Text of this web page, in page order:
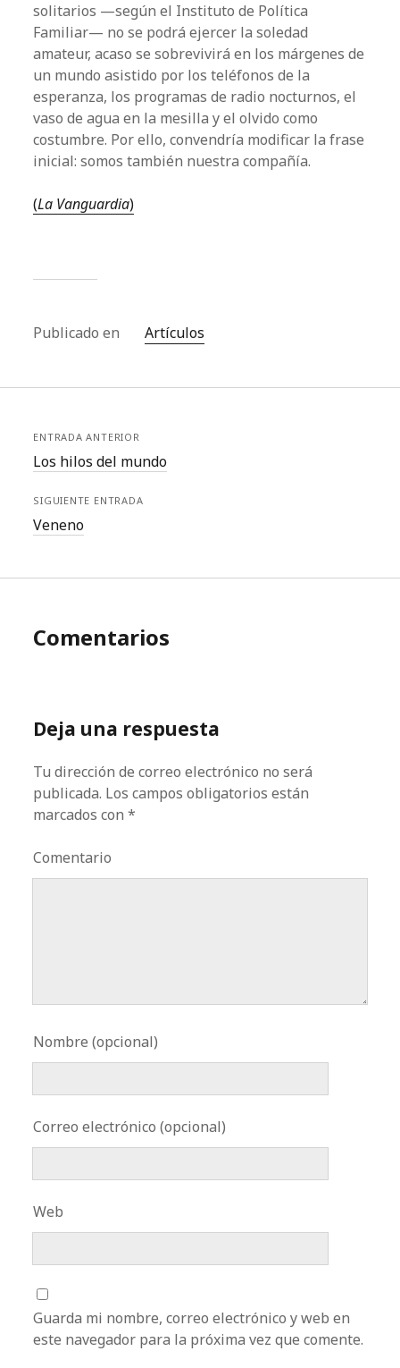
solitarios —según el Instituto de Política
Familiar— no se podrá ejercer la soledad
amateur, acaso se sobrevivirá en los márgenes de
un mundo asistido por los teléfonos de la
esperanza, los programas de radio nocturnos, el
vaso de agua en la mesilla y el olvido como
costumbre. Por ello, convendría modificar la frase
inicial: somos también nuestra compañía.
(La Vanguardia)
Publicado en Artículos
ENTRADA ANTERIOR
Los hilos del mundo
SIGUIENTE ENTRADA
Veneno
Comentarios
Deja una respuesta
Tu dirección de correo electrónico no será
publicada. Los campos obligatorios están
marcados con*
Comentario
Nombre (opcional)
Correo electrónico (opcional)
Web
Guarda mi nombre, correo electrónico y web en
este navegador para la próxima vez que comente.